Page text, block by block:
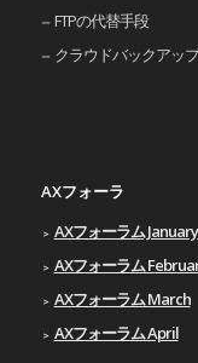
FTPの代替手段
クラウドバックアップ
AXフォーラ
AXフォーラム January
AXフォーラム
AXフォーラム March
AXフォーラム April